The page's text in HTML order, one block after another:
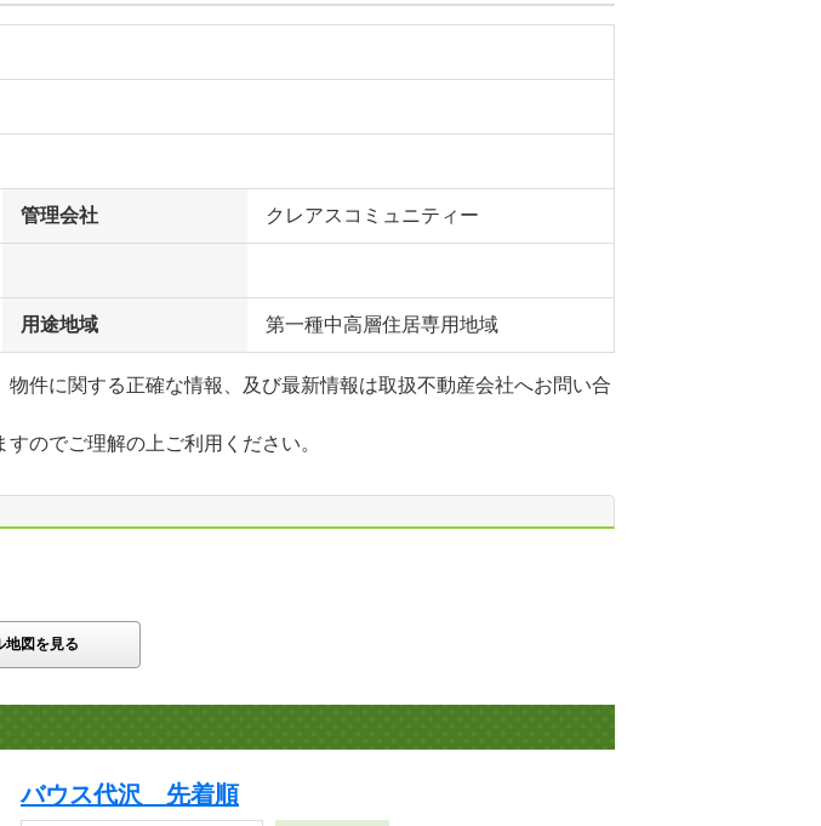
管理会社 クレアスコミュニティー
用途地域 第一種中高層住居専用地域
物件に関する正確な情報、及び最新情報は取扱不動産会社へお問い合
のでご理解の上ご利用ください。
地図を見る
バウス代沢 先着順